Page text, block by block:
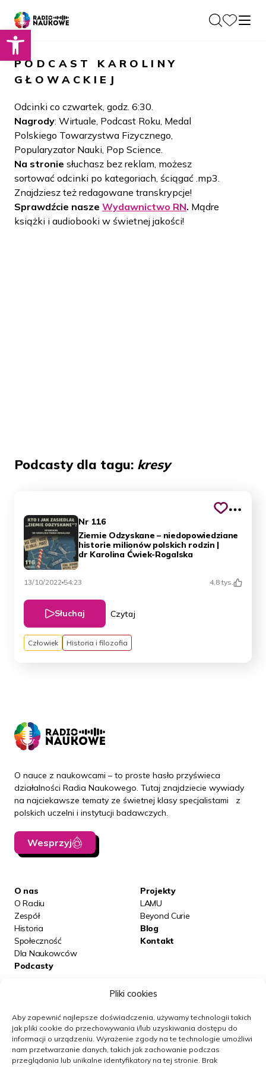
Otwórz pasek narzędzi
Pliki cookies
Aby zapewnić najlepsze doświadczenia, używamy technologii takich
jak pliki cookie do przechowywania i/lub uzyskiwania dostępu do
informacji o urządzeniu. Wyrażenie zgody na te technologie umożliwi
nam przetwarzanie danych, takich jak zachowanie podczas
przeglądania lub unikalne identyfikatory na tej stronie. Brak
O nas
O Radiu
Zespół
Historia
Społeczność
Dla Naukowców
Podcasty
Projekty
LAMU
Beyond Curie
Blog
Kontakt
Wydawnictwo
PODCAST
KAROLINY
GŁOWACKIEJ
Odcinki co czwartek, godz. 6:30.
Nagrody: Wirtuale, Podcast Roku, Medal
Polskiego Towarzystwa Fizycznego,
Popularyzator Nauki, Pop Science.
Na stronie słuchasz bez reklam, możesz
sortować odcinki po kategoriach, ściągać .mp3.
Znajdziesz też redagowane transkrypcje!
Sprawdźcie nasze Wydawnictwo RN. Mądre
książki i audiobooki w świetnej jakości!
Podcasty dla tagu: kresy
Nr 116
Ziemie Odzyskane – niedopowiedziane
historie milionów polskich rodzin |
dr Karolina Ćwiek-Rogalska
13/10/2022 54:23 4,8 tys.
Słuchaj Czytaj
Człowiek Historia i filozofia
O nauce z naukowcami – to proste hasło przyświeca
działalności Radia Naukowego. Tutaj znajdziecie wywiady
na najciekawsze tematy ze świetnej klasy specjalistami z
polskich uczelni i instytucji badawczych.
Wesprzyj
O nas
O Radiu
Zespół
Historia
Społeczność
Dla Naukowców
Podcasty
Projekty
LAMU
Beyond Curie
Blog
Kontakt
Obserwuj nas